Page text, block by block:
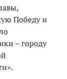
Победу и
– городу